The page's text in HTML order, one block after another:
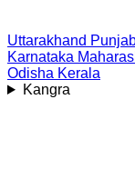
Uttarakhand
Karnataka
Odisha Kerala
Kangra